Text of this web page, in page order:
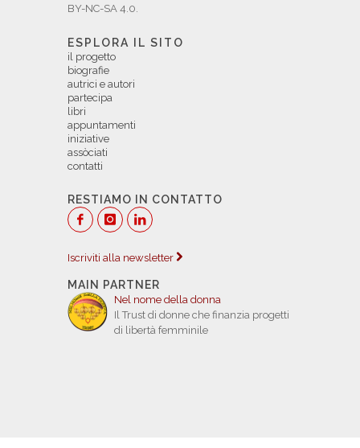
BY-NC-SA 4.0.
ESPLORA IL SITO
il progetto
biografie
autrici e autori
partecipa
libri
appuntamenti
iniziative
assòciati
contatti
RESTIAMO IN CONTATTO
Iscriviti alla newsletter
MAIN PARTNER
Nel nome della donna
Il Trust di donne che finanzia progetti
di libertà femminile